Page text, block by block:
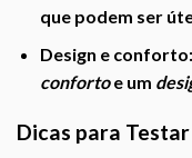
que podem ser
Design e conforto:
confortoe um
Dicas para